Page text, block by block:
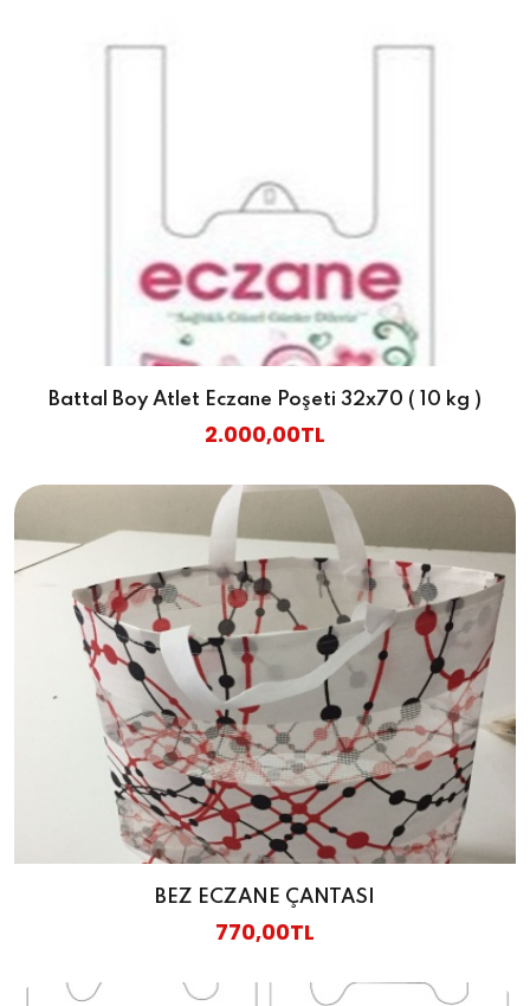
Battal Boy Atlet Eczane Poşeti 32x70 ( 10 kg )
2.000,00TL
BEZ ECZANE ÇANTASI
770,00TL